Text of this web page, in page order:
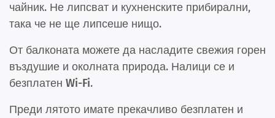
чайник. Не липсват и кухненските прибирални,
така че не ще липсеше нищо.
От балконата можете да насладите свежия горен
въздушие и околната природа. Налици се и
безплатен Wi-Fi.
Преди лятото имате прекачливо безплатен и